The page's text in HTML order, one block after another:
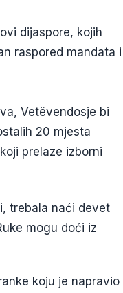
dijaspore, kojih
raspored mandata i
Vetëvendosje bi
20 mjesta
prelaze izborni
trebala naći devet
mogu doći iz
koju je napravio